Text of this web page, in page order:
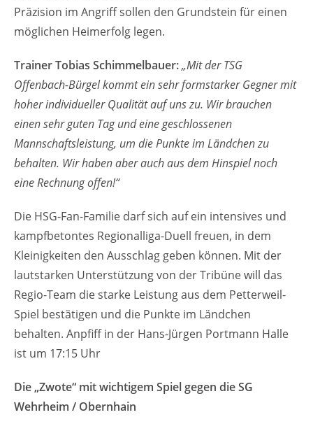
Präzision im Angriff sollen den Grundstein für einen
möglichen Heimerfolg legen.
Trainer Tobias Schimmelbauer:„Mit der TSG
Offenbach-Bürgel kommt ein sehr formstarker Gegner mit
hoher individueller Qualität auf uns zu. Wir brauchen
einen sehr guten Tag und eine geschlossenen
Mannschaftsleistung, um die Punkte im Ländchen zu
behalten. Wir haben aber auch aus dem Hinspiel noch
eine Rechnung offen!“
Die HSG-Fan-Familie darf sich auf ein intensives und
kampfbetontes Regionalliga-Duell freuen, in dem
Kleinigkeiten den Ausschlag geben können. Mit der
lautstarken Unterstützung von der Tribüne will das
Regio-Team die starke Leistung aus dem Petterweil-
Spiel bestätigen und die Punkte im Ländchen
behalten. Anpfiff in der Hans-Jürgen Portmann Halle
ist um 17:15 Uhr
Die „Zwote“ mit wichtigem Spiel gegen die SG
Wehrheim / Obernhain